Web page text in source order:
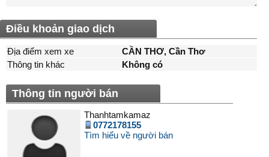
Điều khoản giao dịch
Địa điểm xem xe
CẦN THƠ, Cần Thơ
Thông tin khác
Không có
Thông tin người bán
Thanhtamkamaz
0772178155
Tìm hiểu về người bán